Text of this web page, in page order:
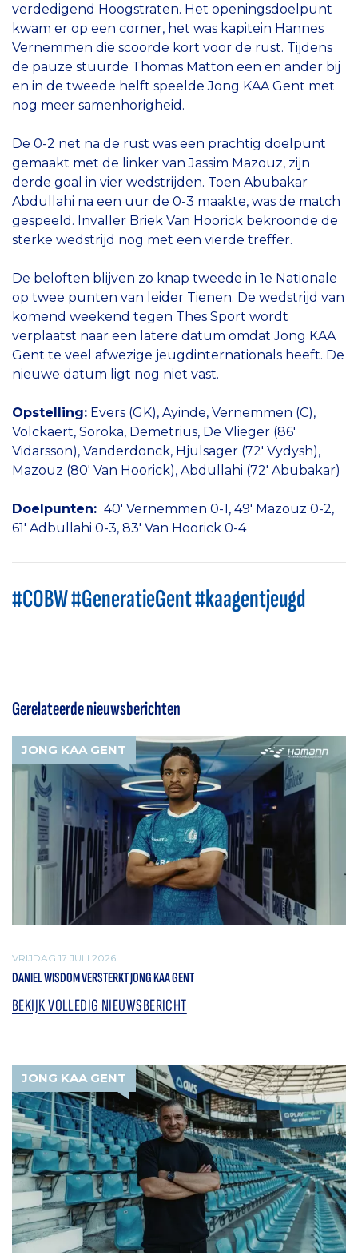
verdedigend Hoogstraten. Het openingsdoelpunt
kwam er op een corner, het was kapitein Hannes
Vernemmen die scoorde kort voor de rust. Tijdens
de pauze stuurde Thomas Matton een en ander bij
en in de tweede helft speelde Jong KAA Gent met
nog meer samenhorigheid.
De 0-2 net na de rust was een prachtig doelpunt
gemaakt met de linker van Jassim Mazouz, zijn
derde goal in vier wedstrijden. Toen Abubakar
Abdullahi na een uur de 0-3 maakte, was de match
gespeeld. Invaller Briek Van Hoorick bekroonde de
sterke wedstrijd nog met een vierde treffer.
De beloften blijven zo knap tweede in 1e Nationale
op twee punten van leider Tienen. De wedstrijd van
komend weekend tegen Thes Sport wordt
verplaatst naar een latere datum omdat Jong KAA
Gent te veel afwezige jeugdinternationals heeft. De
nieuwe datum ligt nog niet vast.
Opstelling: Evers (GK), Ayinde, Vernemmen (C),
Volckaert, Soroka, Demetrius, De Vlieger (86'
Vidarsson), Vanderdonck, Hjulsager (72' Vydysh),
Mazouz (80' Van Hoorick), Abdullahi (72' Abubakar)
Doelpunten: 40' Vernemmen 0-1, 49' Mazouz 0-2,
61' Adbullahi 0-3, 83' Van Hoorick 0-4
#COBW #GeneratieGent #kaagentjeugd
Gerelateerde nieuwsberichten
JONG KAA GENT
VRIJDAG 17 JULI 2026
DANIEL WISDOM VERSTERKT JONG KAA GENT
BEKIJK VOLLEDIG NIEUWSBERICHT
JONG KAA GENT